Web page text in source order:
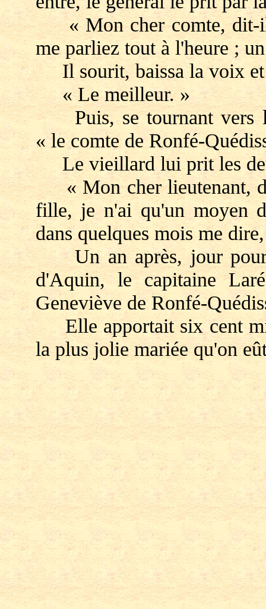
« Mon cher comte, dit-
me parliez tout à l'heure ;
Il sourit, baissa la voix
« Le meilleur. »
Puis, se tournant vers le
« le comte de Ronfé-
Le vieillard lui prit les
« Mon cher lieutenant,
fille, je n'ai qu'un moyen
dans quelques mois me
Un an après, jour pour
d'Aquin, le capitaine
Geneviève de Ronfé-
Elle apportait six cent
la plus jolie mariée qu'on